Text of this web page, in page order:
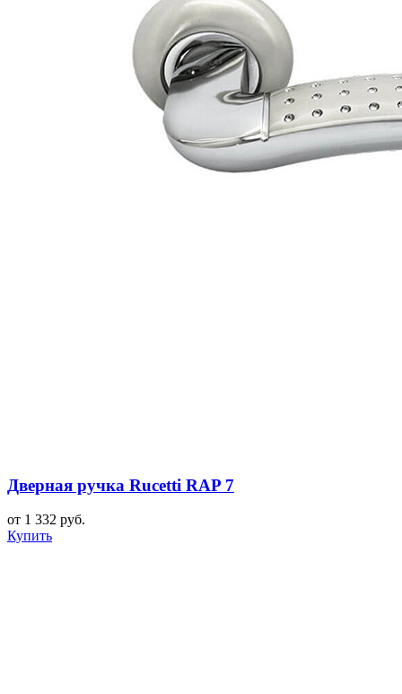
Дверная ручка Rucetti RAP 7
от 1 332 руб.
Купить